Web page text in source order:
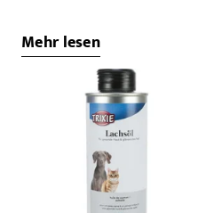
Mehr lesen